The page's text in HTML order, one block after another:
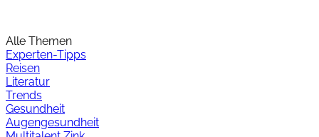
Alle Themen
Experten-Tipps
Reisen
Literatur
Trends
Gesundheit
Augengesundheit